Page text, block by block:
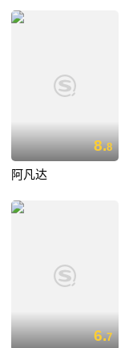
8.8
阿凡达
6.7